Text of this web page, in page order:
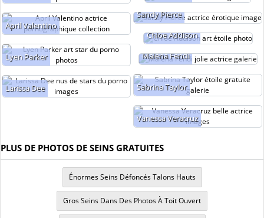
Sandy Pierce
April Valentino
Chloe Addison
Lyen Parker Malena Fendi
Sabrina Taylor
Larissa Dee
Vanessa Veracruz
PLUS DE PHOTOS DE SEINS GRATUITES
Énormes Seins Défoncés Talons Hauts
Gros Seins Dans Des Photos À Toit Ouvert